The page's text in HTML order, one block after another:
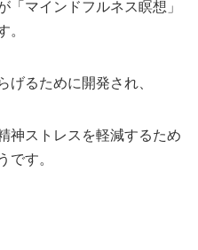
「マインドフルネス瞑想」
。
げるために開発され、
神ストレスを軽減するため
です。